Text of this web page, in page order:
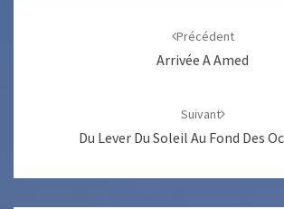
Précédent
Arrivée A Amed
Suivant
Du Lever Du Soleil Au Fond Des